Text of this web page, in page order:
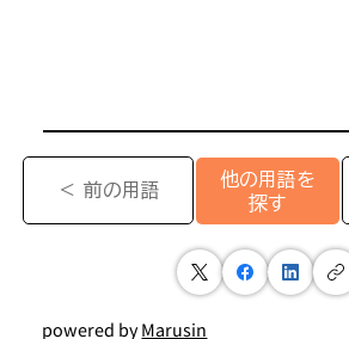
＜ 前の用語
他の用語を
探す
powered byMarusin